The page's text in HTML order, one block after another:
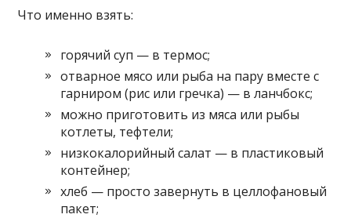
Что именно взять:
горячий суп — в термос;
отварное мясо или рыба на пару вместе с
гарниром (рис или гречка) — в ланчбокс;
можно приготовить из мяса или рыбы
котлеты, тефтели;
низкокалорийный салат — в пластиковый
контейнер;
хлеб — просто завернуть в целлофановый
пакет;